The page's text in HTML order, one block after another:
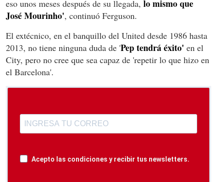
eso unos meses después de su llegada, lo mismo que
José Mourinho', continuó Ferguson.
El extécnico, en el banquillo del United desde 1986 hasta
2013, no tiene ninguna duda de 'Pep tendrá éxito' en el
City, pero no cree que sea capaz de 'repetir lo que hizo en
el Barcelona'.
Acepto las condiciones y recibir tus newsletters.